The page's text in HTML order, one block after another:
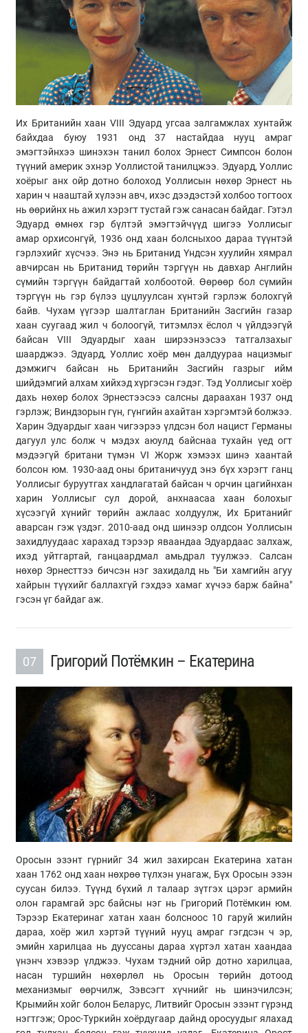
Их Британийн хаан VIII Эдуард угсаа залгамжлах хунтайж
байхдаа буюу 1931 онд 37 настайдаа нууц амраг
эмэгтэйнхээ шинэхэн танил болох Эрнест Симпсон болон
түүний америк эхнэр Уоллистой танилцжээ. Эдуард, Уоллис
хоёрыг анх ойр дотно болоход Уоллисын нөхөр Эрнест нь
харин ч нааштай хүлээн авч, ихэс дээдэстэй холбоо тогтоох
нь өөрийнх нь ажил хэрэгт тустай гэж санасан байдаг. Гэтэл
Эдуард өмнөх гэр бүлтэй эмэгтэйчүүд шигээ Уоллисыг
амар орхисонгүй, 1936 онд хаан болсныхоо дараа түүнтэй
гэрлэхийг хүсчээ. Энэ нь Британид Үндсэн хуулийн хямрал
авчирсан нь Британид төрийн тэргүүн нь давхар Английн
сүмийн тэргүүн байдагтай холбоотой. Өөрөөр бол сүмийн
тэргүүн нь гэр бүлээ цуцлуулсан хүнтэй гэрлэж болохгүй
байв. Чухам үүгээр шалтаглан Британийн Засгийн газар
хаан суугаад жил ч болоогүй, титэмлэх ёслол ч үйлдээгүй
байсан VIII Эдуардыг хаан ширээнээсээ татгалзахыг
шаарджээ. Эдуард, Уоллис хоёр мөн далдуураа нацизмыг
дэмжигч байсан нь Британийн Засгийн газрыг ийм
шийдэмгий алхам хийхэд хүргэсэн гэдэг. Тэд Уоллисыг хоёр
дахь нөхөр болох Эрнестээсээ салсны дараахан 1937 онд
гэрлэж; Виндзорын гүн, гүнгийн ахайтан хэргэмтэй болжээ.
Харин Эдуардыг хаан чигээрээ үлдсэн бол нацист Германы
дагуул улс болж ч мэдэх аюулд байснаа тухайн үед огт
мэдээгүй британи түмэн VI Жорж хэмээх шинэ хаантай
болсон юм. 1930-аад оны британичууд энэ бүх хэрэгт ганц
Уоллисыг буруутгах хандлагатай байсан ч орчин цагийнхан
харин Уоллисыг сул дорой, анхнаасаа хаан болохыг
хүсээгүй хүнийг төрийн ажлаас холдуулж, Их Британийг
аварсан гэж үздэг. 2010-аад онд шинээр олдсон Уоллисын
захидлуудаас харахад тэрээр яваандаа Эдуардаас залхаж,
ихэд уйтгартай, ганцаардмал амьдрал туулжээ. Салсан
нөхөр Эрнесттээ бичсэн нэг захидалд нь "Би хамгийн агуу
хайрын түүхийг баллахгүй гэхдээ хамаг хүчээ барж байна"
гэсэн үг байдаг аж.
07 Григорий Потёмкин – Екатерина
Оросын эзэнт гүрнийг 34 жил захирсан Екатерина хатан
хаан 1762 онд хаан нөхрөө түлхэн унагаж, Бүх Оросын эзэн
суусан билээ. Түүнд бүхий л талаар зүтгэх цэрэг армийн
олон гарамгай эрс байсны нэг нь Григорий Потёмкин юм.
Тэрээр Екатеринаг хатан хаан болсноос 10 гаруй жилийн
дараа, хоёр жил хэртэй түүний нууц амраг гэгдсэн ч эр,
эмийн харилцаа нь дууссаны дараа хүртэл хатан хаандаа
үнэнч хэвээр үлджээ. Чухам тэдний ойр дотно харилцаа,
насан туршийн нөхөрлөл нь Оросын төрийн дотоод
механизмыг өөрчилж, Зэвсэгт хүчнийг нь шинэчилсэн;
Крымийн хойг болон Беларус, Литвийг Оросын эзэнт гүрэнд
нэгтгэж; Орос-Туркийн хоёрдугаар дайнд оросуудыг ялахад